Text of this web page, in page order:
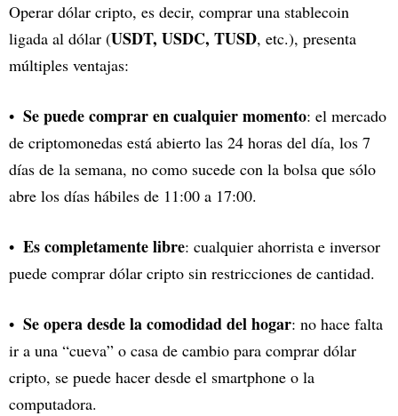
Operar dólar cripto, es decir, comprar una stablecoin
ligada al dólar (USDT, USDC, TUSD, etc.), presenta
múltiples ventajas:
Se puede comprar en cualquier momento: el mercado
de criptomonedas está abierto las 24 horas del día, los 7
días de la semana, no como sucede con la bolsa que sólo
abre los días hábiles de 11:00 a 17:00.
Es completamente libre: cualquier ahorrista e inversor
puede comprar dólar cripto sin restricciones de cantidad.
Se opera desde la comodidad del hogar: no hace falta
ir a una “cueva” o casa de cambio para comprar dólar
cripto, se puede hacer desde el smartphone o la
computadora.